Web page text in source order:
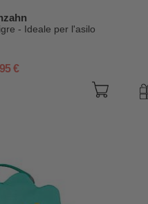
- Ideale per l'asilo
€